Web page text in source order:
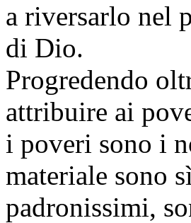
a riversarlo nel
di Dio.
Progredendo
attribuire ai
i poveri sono i
materiale sono
padronissimi,